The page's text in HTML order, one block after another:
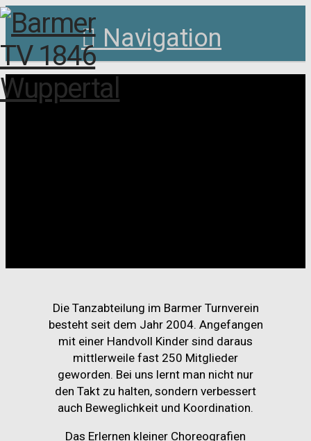
Navigation
Die Tanzabteilung im Barmer Turnverein
besteht seit dem Jahr 2004. Angefangen
mit einer Handvoll Kinder sind daraus
mittlerweile fast 250 Mitglieder
geworden. Bei uns lernt man nicht nur
den Takt zu halten, sondern verbessert
auch Beweglichkeit und Koordination.
Das Erlernen kleiner Choreografien